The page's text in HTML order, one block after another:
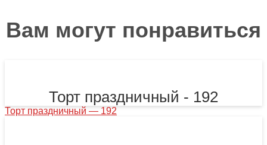
Вам могут понравиться
Торт праздничный - 192
Торт праздничный — 192